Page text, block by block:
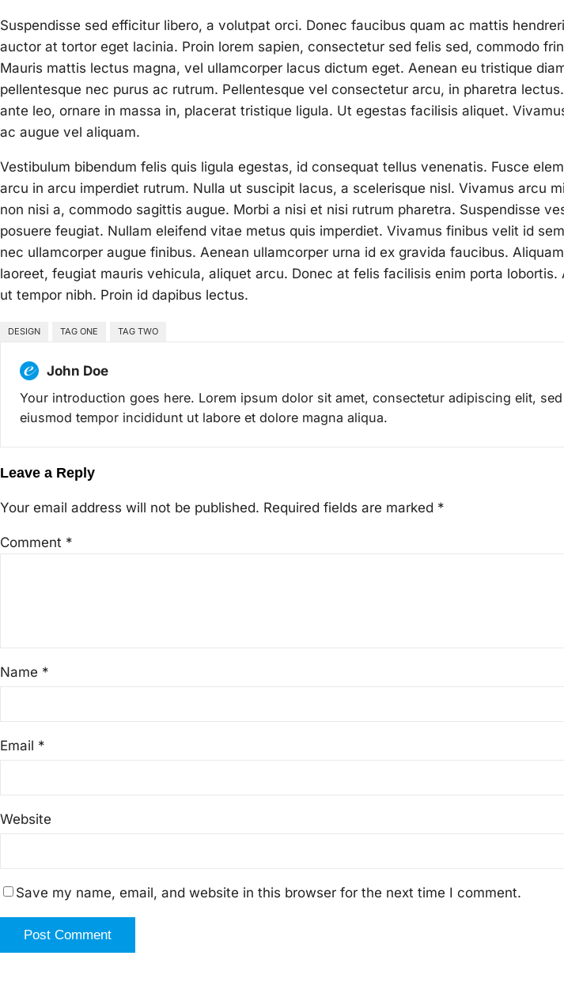
Suspendisse sed efficitur libero, a volutpat orci. Donec faucibus quam ac mattis
auctor at tortor eget lacinia. Proin lorem sapien, consectetur sed felis sed, commodo
Mauris mattis lectus magna, vel ullamcorper lacus dictum eget. Aenean eu tristique
pellentesque nec purus ac rutrum. Pellentesque vel consectetur arcu, in pharetra
ante leo, ornare in massa in, placerat tristique ligula. Ut egestas facilisis aliquet.
ac augue vel aliquam.
Vestibulum bibendum felis quis ligula egestas, id consequat tellus venenatis. Fusce
arcu in arcu imperdiet rutrum. Nulla ut suscipit lacus, a scelerisque nisl. Vivamus arcu
non nisi a, commodo sagittis augue. Morbi a nisi et nisi rutrum pharetra. Suspendisse
posuere feugiat. Nullam eleifend vitae metus quis imperdiet. Vivamus finibus velit id
nec ullamcorper augue finibus. Aenean ullamcorper urna id ex gravida faucibus.
laoreet, feugiat mauris vehicula, aliquet arcu. Donec at felis facilisis enim porta lobortis.
ut tempor nibh. Proin id dapibus lectus.
DESIGN TAG ONE TAG TWO
John Doe
Your introduction goes here. Lorem ipsum dolor sit amet, consectetur adipiscing elit,
eiusmod tempor incididunt ut labore et dolore magna aliqua.
Leave a Reply
Your email address will not be published. Required fields are marked *
Comment *
Name *
Email *
Website
Save my name, email, and website in this browser for the next time I comment.